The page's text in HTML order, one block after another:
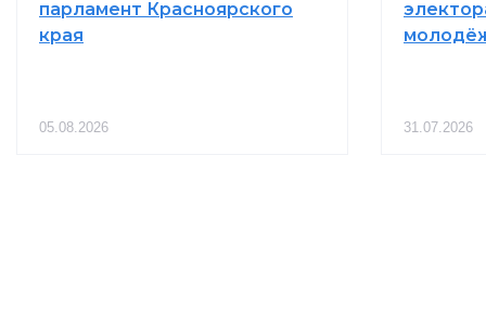
В Туве продолжается строительство
парламент Красноярского
края
05.08.2026 31.07.2026